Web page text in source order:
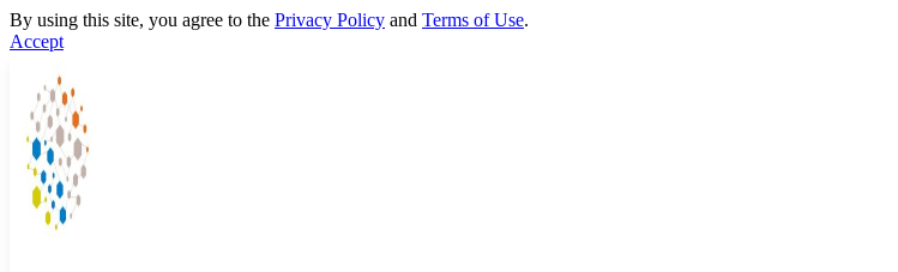
By using this site, you agree to the Privacy Policy and Terms of Use.
Accept